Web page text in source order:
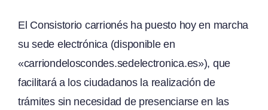
El Consistorio carrionés ha puesto hoy en marcha
su sede electrónica (disponible en
«carriondeloscondes.sedelectronica.es»), que
facilitará a los ciudadanos la realización de
trámites sin necesidad de presenciarse en las